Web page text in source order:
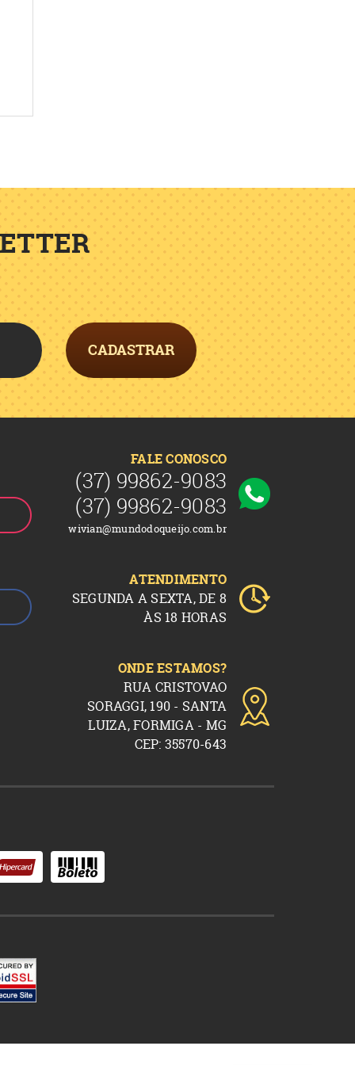
CADASTRAR
FALE CONOSCO
(37) 99862-9083
(37) 99862-9083
wivian@mundodoqueijo.com.br
ATENDIMENTO
SEGUNDA A SEXTA, DE 8
ÀS 18 HORAS
ONDE ESTAMOS?
RUA CRISTOVAO
SORAGGI, 190 - SANTA
LUIZA, FORMIGA - MG
CEP: 35570-643